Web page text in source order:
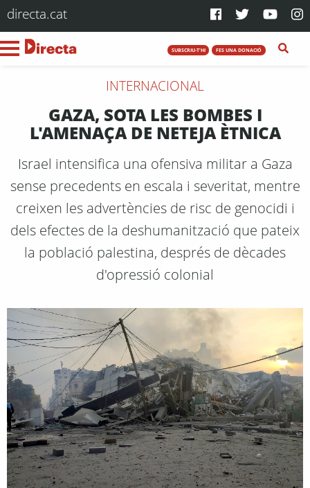
directa.cat
SUBSCRIU-T'HI FES UNA DONACIÓ
INTERNACIONAL
GAZA, SOTA LES BOMBES I
L'AMENAÇA DE NETEJA ÈTNICA
Israel intensifica una ofensiva militar a Gaza
sense precedents en escala i severitat, mentre
creixen les advertències de risc de genocidi i
dels efectes de la deshumanització que pateix
la població palestina, després de dècades
d'opressió colonial